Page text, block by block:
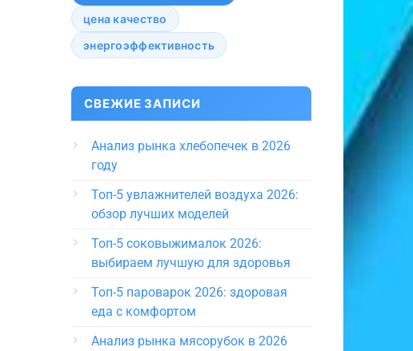
цена качество
энергоэффективность
СВЕЖИЕ ЗАПИСИ
Анализ рынка хлебопечек в 2026
году
Топ-5 увлажнителей воздуха 2026:
обзор лучших моделей
Топ-5 соковыжималок 2026:
выбираем лучшую для здоровья
Топ-5 пароварок 2026: здоровая
еда с комфортом
Анализ рынка мясорубок в 2026